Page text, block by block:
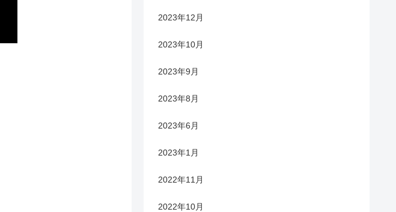
2023年12月
2023年10月
2023年9月
2023年8月
2023年6月
2023年1月
2022年11月
2022年10月